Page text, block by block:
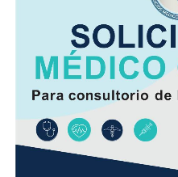
Finalmente, la SPC de
población vigilar el
de respuesta rápida y
derrumbes, deslaves y
Además de conducir con
la visibilidad y
descargas eléctricas y
tormenta, entre otros